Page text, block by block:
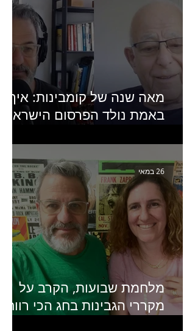
מאה שנה של קומבינות: איך
באמת נולד הפרסום
מחבר הספר "מסע פרסום:
פרקים בחיי הפרסום
מלחמת שבועות, הקרב על
מקררי הגבינות בחג הכי רווחי
26 במאי